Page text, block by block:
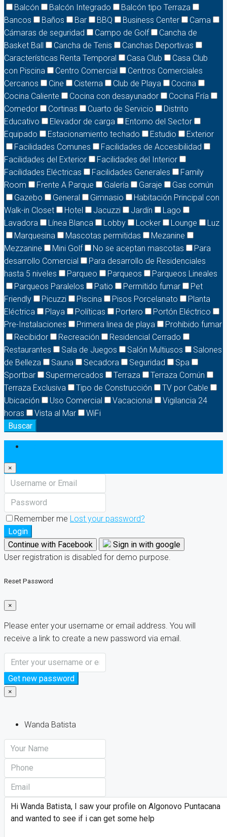
Balcón
Balcón Integrado
Balcón tipo Terraza
Bancos
Baños Bar BBQ Business Center
Cama
Cámaras de seguridad
Campo de Golf
Cancha de
Basket Ball
Cancha de Tenis
Canchas Deportivas
Características Renta Temporal
Casa Club
Casa Club
con Piscina
Centro Comercial
Centros Comerciales
Cercanos
Cine Cisterna Club de Playa
Cocina
Cocina Caliente
Cocina con desayunador
Cocina Fría
Comedor
Cortinas Cuarto de Servicio
Distrito
Educativo
Elevador de carga
Entorno del Sector
Equipado
Estacionamiento techado Estudio
Exterior
Facilidades Comunes
Facilidades de Accesibilidad
Facilidades del Exterior
Facilidades del Interior
Facilidades Eléctricas
Facilidades Generales
Family
Room
Frente A Parque Galería Garaje
Gas común
Gazebo
General Gimnasio
Habitación Principal con
Walk-in Closet
Hotel Jacuzzi Jardín
Lago
Lavadora
Línea Blanca Lobby Locker Lounge
Luz
Marquesina
Mascotas permitidas
Mezanine
Mezzanine
Mini Golf No se aceptan mascotas
Para
desarrollo Comercial
Para desarrollo de Residenciales
hasta 5 niveles
Parqueo Parqueos
Parqueos Lineales
Parqueos Paralelos
Patio Permitido fumar
Pet
Friendly
Picuzzi Piscina Pisos Porcelanato
Planta
Eléctrica
Playa Políticas Portero
Portón Eléctrico
Pre-Instalaciones
Primera linea de playa
Prohibido fumar
Recibidor
Recreación
Residencial Cerrado
Restaurantes
Sala de Juegos Salón Multiusos
Salones
de Belleza
Sauna Secadora Seguridad
Spa
Sportbar
Supermercados Terraza
Terraza Común
Terraza Exclusiva
Tipo de Construcción
TV por Cable
Ubicación
Uso Comercial Vacacional
Vigilancia 24
horas
Vista al Mar
WiFi
Buscar
×
Remember me Lost your password?
Login
Continue with Facebook
Sign in with google
User registration is disabled for demo purpose.
Reset Password
×
Please enter your username or email address. You will
receive a link to create a new password via email.
Get new password
×
Wanda Batista